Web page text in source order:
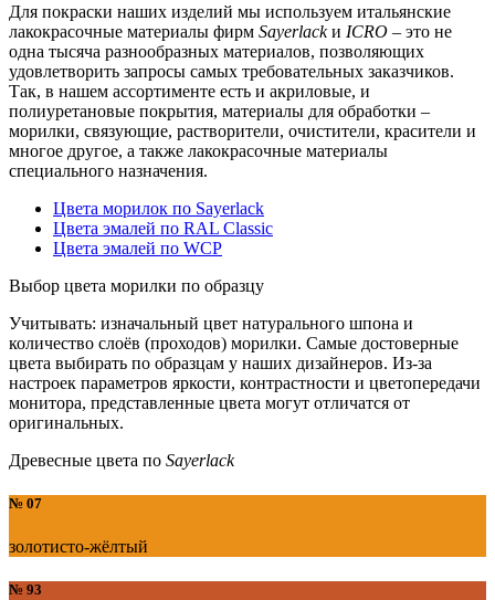
Для покраски наших изделий мы используем итальянские
лакокрасочные материалы фирм Sayerlackи ICRO – это не
одна тысяча разнообразных материалов, позволяющих
удовлетворить запросы самых требовательных заказчиков.
Так, в нашем ассортименте есть и акриловые, и
полиуретановые покрытия, материалы для обработки –
морилки, связующие, растворители, очистители, красители и
многое другое, а также лакокрасочные материалы
специального назначения.
Цвета морилок по Sayerlack
Цвета эмалей по RAL Classic
Цвета эмалей по WCP
Выбор цвета морилки по образцу
Учитывать: изначальный цвет натурального шпона и
количество слоёв (проходов) морилки. Самые достоверные
цвета выбирать по образцам у наших дизайнеров. Из-за
настроек параметров яркости, контрастности и цветопередачи
монитора, представленные цвета могут отличатся от
оригинальных.
Древесные цвета по Sayerlack
№ 07
золотисто-жёлтый
№ 93